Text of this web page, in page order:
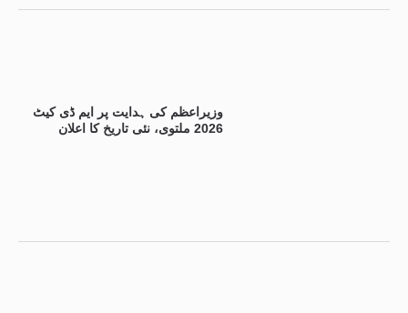
وزیراعظم کی ہدایت پر ایم ڈی کیٹ
2026 ملتوی، نئی تاریخ کا اعلان